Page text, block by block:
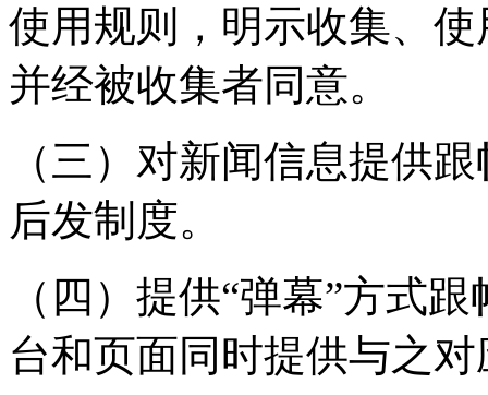
使用规则，明示收集、
并经被收集者同意。
（三）对新闻信息提供
后发制度。
（四）提供“弹幕”方式
台和页面同时提供与之